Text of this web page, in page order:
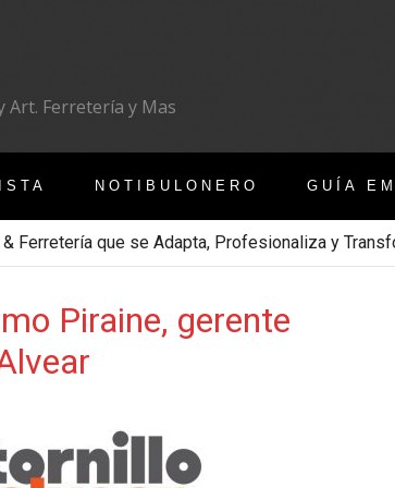
Art. Ferretería y Mas
NOTIBULONERO GUÍA
Ferretería que se Adapta, Profesionaliza y
Piraine, gerente